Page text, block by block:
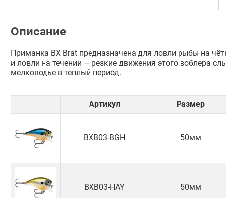
Описание
Приманка BX Brat предназначена для ловли рыбы на
и ловли на течении — резкие движения этого воблера
мелководье в теплый период.
Артикул Размер
BXB03-BGH 50мм
BXB03-HAY 50мм